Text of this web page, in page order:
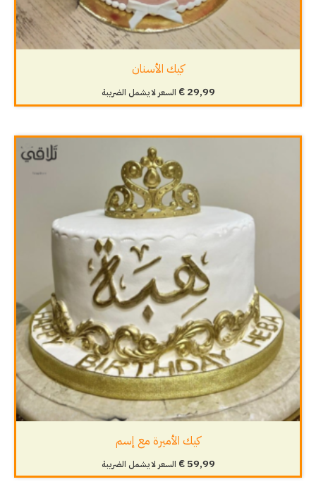
كيك الأسنان
€29,99 السعر لا يشمل الضريبة
كيك الأميرة مع إسم
€59,99 السعر لا يشمل الضريبة